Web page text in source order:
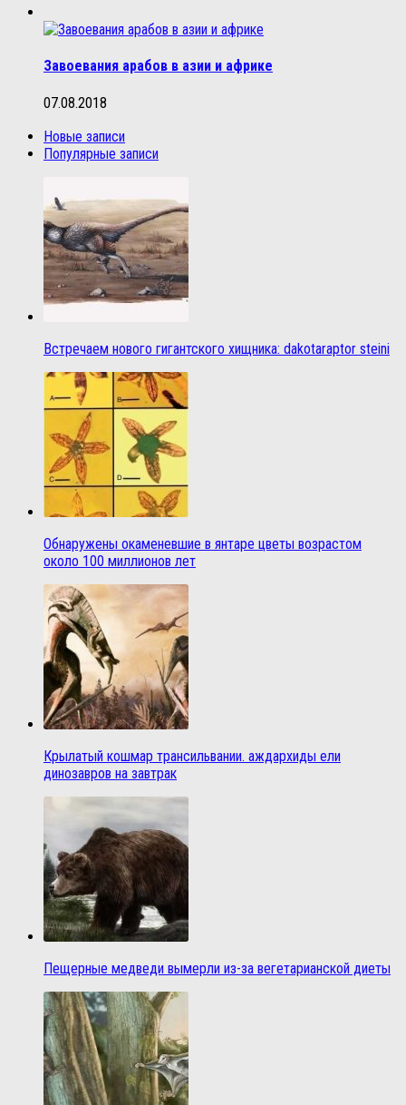
Завоевания арабов в азии и африке
07.08.2018
Новые записи
Популярные записи
Встречаем нового гигантского хищника: dakotaraptor steini
Обнаружены окаменевшие в янтаре цветы возрастом
около 100 миллионов лет
Крылатый кошмар трансильвании. аждархиды ели
динозавров на завтрак
Пещерные медведи вымерли из-за вегетарианской диеты